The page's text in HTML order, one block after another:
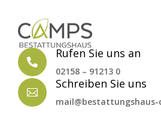

Rufen Sie uns an
02158 – 91213 0

Schreiben Sie uns
mail@bestattungshaus-